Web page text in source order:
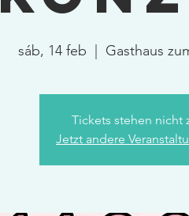
sáb, 14 feb Gasthaus
Tickets stehen nicht
Jetzt andere